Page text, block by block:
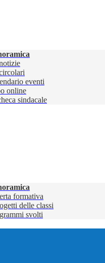
eventi
online
sindacale
formativa
delle classi
svolti